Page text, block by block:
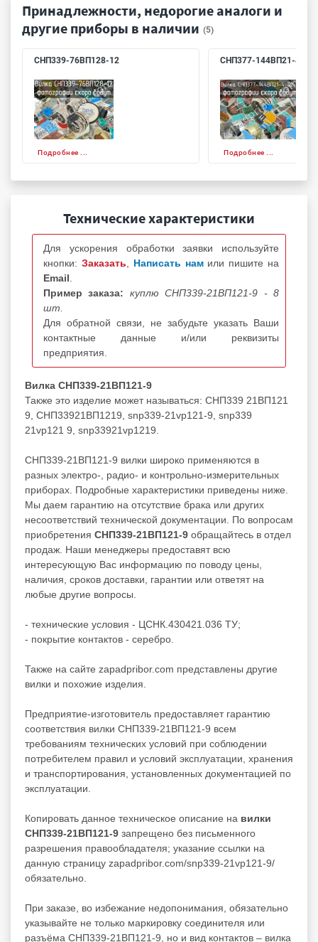
Принадлежности, недорогие аналоги и
другие приборы в наличии (5)
СНП339-76ВП128-12
Подробнее ...
СНП377-144ВП21-4-
Подробнее ...
Технические характеристики
Для ускорения обработки заявки используйте
кнопки: Заказать Написать нам или пишите на
Email
Пример заказа:
куплю СНП339-21ВП121-9 - 8
шт.
Для обратной связи, не забудьте указать Ваши
контактные данные и/или реквизиты
предприятия.
Вилка СНП339-21ВП121-9
Также это изделие может называться: СНП339 21ВП121
9, СНП33921ВП1219, snp339-21vp121-9, snp339
21vp121 9, snp33921vp1219.
СНП339-21ВП121-9 вилки широко применяются в
разных электро-, радио- и контрольно-измерительных
приборах. Подробные характеристики приведены ниже.
Мы даем гарантию на отсутствие брака или других
несоответствий технической документации. По вопросам
приобретения СНП339-21ВП121-9 обращайтесь в отдел
продаж. Наши менеджеры предоставят всю
интересующую Вас информацию по поводу цены,
наличия, сроков доставки, гарантии или ответят на
любые другие вопросы.
- технические условия - ЦСНК.430421.036 ТУ;
- покрытие контактов - серебро.
Также на сайте zapadpribor.com представлены другие
вилки и похожие изделия.
Предприятие-изготовитель предоставляет гарантию
соответствия вилки СНП339-21ВП121-9 всем
требованиям технических условий при соблюдении
потребителем правил и условий эксплуатации, хранения
и транспортирования, установленных документацией по
эксплуатации.
Копировать данное техническое описание на вилки
СНП339-21ВП121-9 запрещено без письменного
разрешения правообладателя; указание ссылки на
данную страницу zapadpribor.com/snp339-21vp121-9/
обязательно.
При заказе, во избежание недопонимания, обязательно
указывайте не только маркировку соединителя или
разъёма СНП339-21ВП121-9, но и вид контактов – вилка